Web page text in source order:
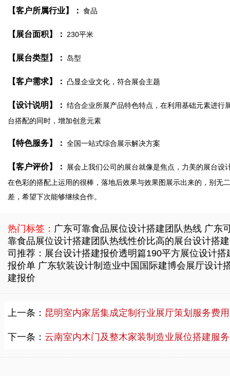
【客户所属行业】： 食品
【展台面积】： 230平米
【展台类型】： 岛型
【客户需求】： 凸显企业文化，符合展会主题
【设计说明】： 结合企业所展产品特色特点，在利用基础元素进行
台搭配的同时，增加创意元素
【特色服务】： 全国一站式综合展示解决方案
【客户评价】：
展会上我们公司的展台就像是焦点，力美的展台设
在色彩的搭配上运用的很棒，落地后效果与效果图展示出来的，别无二
差，希望下次能够继续合作。
热门标签： 广东可靠食品展位设计搭建团队热线 广东
靠食品展位设计搭建团队热线性价比高的展台设计搭
司推荐：展台设计搭建报价透明篇190平方展位设计搭
报价单 广东软装设计制造业中国国际建博会展厅设计
建报价
上一条： 昆明室内家居集成定制行业展厅策划服务费用价格，大型中国国际建筑装饰博览会展厅策划服务
下一条： 云南室内木门及整木家装制造业展位搭建服务报价单，大型中国国际建博会展位搭建服务